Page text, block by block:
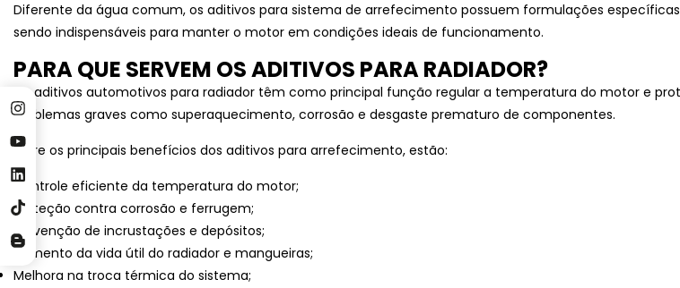
AGRÍCOLA
ALIMENTÍCIA
COMPRESSORES
FLUIDO
FLUIDO DE CORTE
INTEGRAL
Diferente da água comum, os aditivos para sistema de arrefecimento possuem formulações
sendo indispensáveis para manter o motor em condições ideais de funcionamento.
PARA QUE SERVEM OS ADITIVOS PARA RADIADOR?
Os aditivos automotivos para radiador têm como principal função regular a temperatura do motor e
problemas graves como superaquecimento, corrosão e desgaste prematuro de componentes.
Entre os principais benefícios dos aditivos para arrefecimento, estão:
Controle eficiente da temperatura do motor;
Proteção contra corrosão e ferrugem;
Prevenção de incrustações e depósitos;
Aumento da vida útil do radiador e mangueiras;
Melhora na troca térmica do sistema;